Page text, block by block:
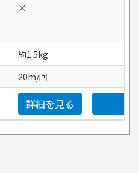
×
約1.5kg
20m/回
詳細を見る